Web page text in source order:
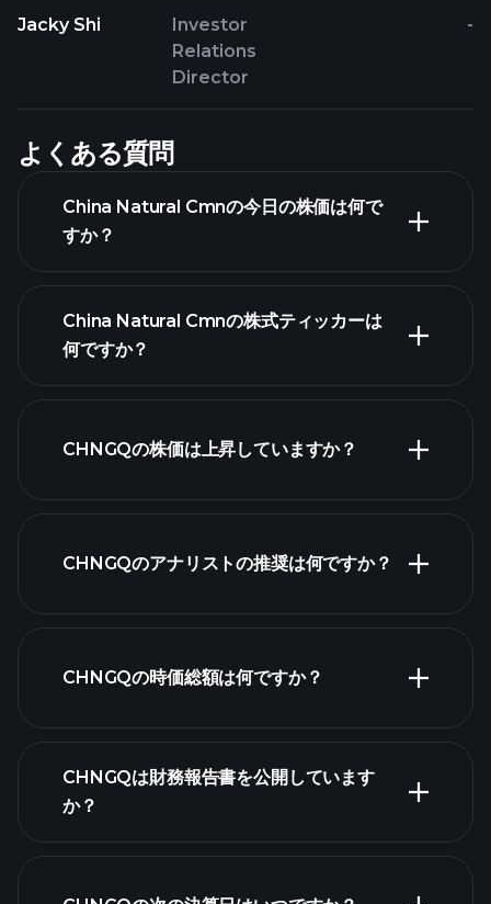
Jacky Shi
Investor
Relations
Director
-
よくある質問
China Natural Cmnの今日の株価は何で
すか？
China Natural Cmnの株式ティッカーは
何ですか？
CHNGQの株価は上昇していますか？
CHNGQチャー
CHNGQのアナリストの推奨は何ですか？
CHNGQの時価総額は何ですか？
株式リス
ト
CHNGQは財務報告書を公開しています
か？